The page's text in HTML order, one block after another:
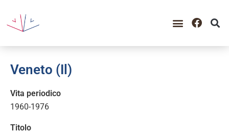
Veneto (Il)
Vita periodico
1960-1976
Titolo